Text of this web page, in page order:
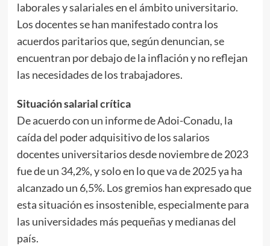
laborales y salariales en el ámbito universitario.
Los docentes se han manifestado contra los
acuerdos paritarios que, según denuncian, se
encuentran por debajo de la inflación y no reflejan
las necesidades de los trabajadores.
Situación salarial crítica
De acuerdo con un informe de Adoi-Conadu, la
caída del poder adquisitivo de los salarios
docentes universitarios desde noviembre de 2023
fue de un 34,2%, y solo en lo que va de 2025 ya ha
alcanzado un 6,5%. Los gremios han expresado que
esta situación es insostenible, especialmente para
las universidades más pequeñas y medianas del
país.